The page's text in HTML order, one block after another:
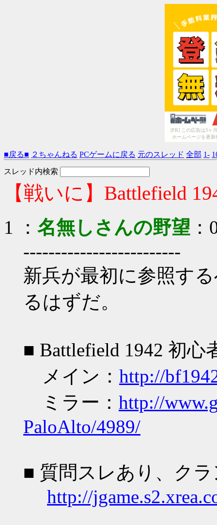
[PR] この広告は3ヶ
ホームページを更
■戻る■ ２ちゃんねる PCゲームに戻る 元のスレッド 全部 1-
スレッド内検索
【戦いに】Battlefield
1 ： 名無しさんの野望
-------------------------
新兵が最初に参照す
るはずだ。
■ Battlefield 1942 初
メイン： http://
ミラー： http://
PaloAlto/4989/
■ 質問スレあり、ク
http://